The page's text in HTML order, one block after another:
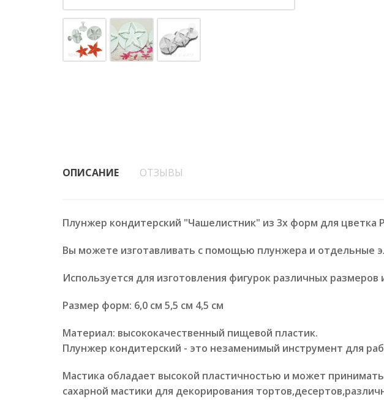
ОПИСАНИЕ ОТЗЫВЫ
Плунжер кондитерский "Чашелистник" из 3х форм для цветка
Вы можете изготавливать с помощью плунжера и отдельные
Используется для изготовления фигурок различных
Размер форм: 6,0 см 5,5 см 4,5 см
Материал: высококачественный пищевой пластик.
Плунжер кондитерский - это незаменимый инструмент для
Мастика обладает высокой пластичностью и может
сахарной мастики для декорирования